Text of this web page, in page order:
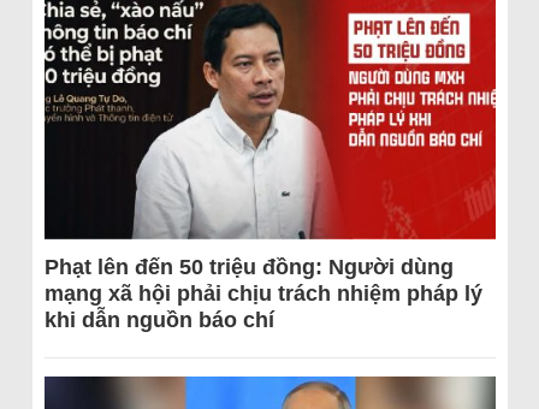
Phạt lên đến 50 triệu đồng: Người dùng
mạng xã hội phải chịu trách nhiệm pháp lý
khi dẫn nguồn báo chí